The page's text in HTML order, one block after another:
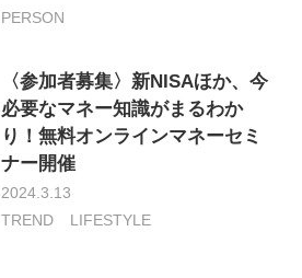
PERSON
〈参加者募集〉新NISAほか、今
必要なマネー知識がまるわか
り！無料オンラインマネーセミ
ナー開催
2024.3.13
TREND
LIFESTYLE